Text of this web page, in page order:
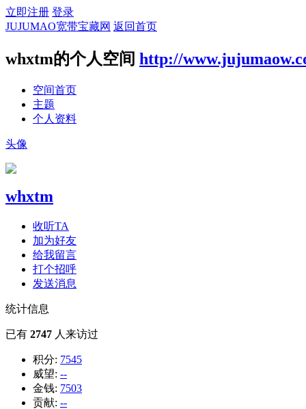
立即注册 登录
JUJUMAO宽带宝藏网 返回首页
whxtm的个人空间 http://
空间首页
主题
个人资料
头像
whxtm
收听TA
加为好友
给我留言
打个招呼
发送消息
统计信息
已有 2747 人来访过
积分: 7545
威望: --
金钱: 7503
贡献: --